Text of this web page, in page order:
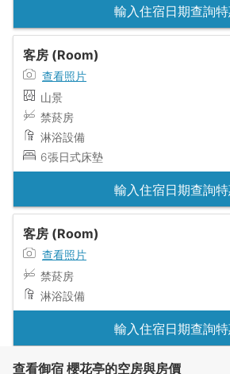
輸入住宿日期查詢
客房 (Room)
查看照片
山景
禁菸房
淋浴設備
6張日式床墊
輸入住宿日期查詢
客房 (Room)
查看照片
禁菸房
淋浴設備
輸入住宿日期查詢
查看御宿 櫻花亭的空房與房價